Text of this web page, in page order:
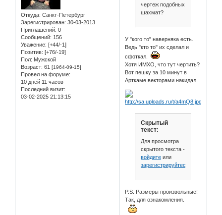
Откуда: Санкт-Петербург
Зарегистрирован: 30-03-2013
Приглашений: 0
Сообщений: 156
Уважение: [+44/-1]
Позитив: [+76/-19]
Пол: Мужской
Возраст: 61 [1964-09-15]
Провел на форуме:
10 дней 11 часов
Последний визит:
03-02-2025 21:13:15
чертеж подобных
шахмат?
У "кого то" наверняка есть.
Ведь "кто то" их сделал и
сфоткал.
Хотя ИМХО, что тут чертить?
Вот пешку за 10 минут в
Арткаме векторами накидал.
Скрытый
текст:
Для просмотра
скрытого текста -
войдитеили
зарегистрируйтесь
P.S. Размеры произвольные!
Так, для ознакомления.